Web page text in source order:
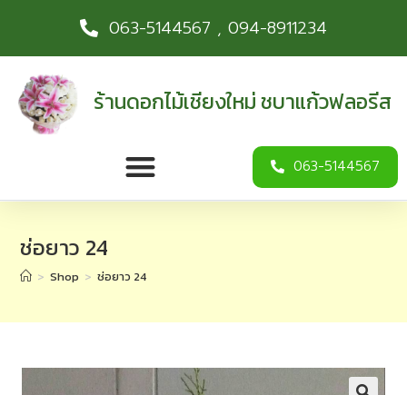
063-5144567 , 094-8911234
ร้านดอกไม้เชียงใหม่ ชบาแก้วฟลอรีส
063-5144567
ช่อยาว 24
> Shop > ช่อยาว 24